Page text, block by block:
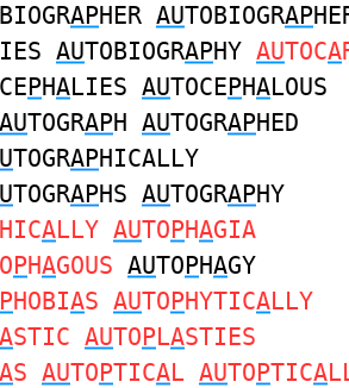
APHER AUTOBIOGRAP
AUTOBIOGRAPHY AUTOCA
PHALIES AUTOCEPHALOUS
AUTOGRAPH AUTOGRAPHED
TOGRAPHICALLY
TOGRAPHS AUTOGRAPHY
HICALLY AUTOPHAGIA
PHAGOUS AUTOPHAGY
PHOBIAS AUTOPHYTICALLY
ASTIC AUTOPLASTIES
AS AUTOPTICAL AUTOPTICA